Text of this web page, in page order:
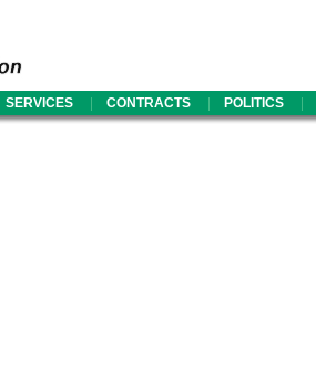
SERVICES | CONTRACTS | POLITICS |